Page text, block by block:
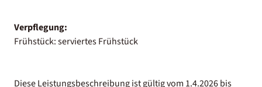
Verpflegung:
Frühstück: serviertes Frühstück
Diese Leistungsbeschreibung ist gültig vom 1.4.2026 bis